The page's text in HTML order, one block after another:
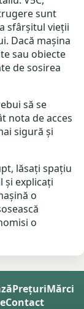
sunt
sfârșitul vieții
Dacă mașina
sau obiecte
de sosirea
să se
nota de acces
sigură și
lăsați spațiu
și explicați
o
o
PrețuriMărci
Contact